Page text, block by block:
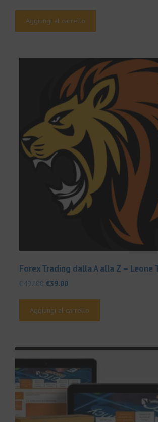
era:
è:
Aggiungi al carrello
Forex Trading dalla A alla Z – Leone
€497.00 Il
era:
€39.00Il
è:
Aggiungi al carrello